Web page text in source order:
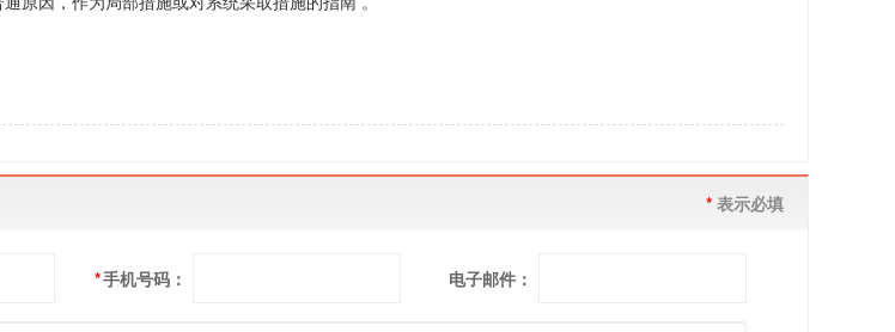
* 表示必填
*手机号码： 电子邮件：